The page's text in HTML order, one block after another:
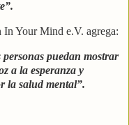
In Your Mind e.V. agrega:
puedan mostrar
a la esperanza y
la salud mental”.